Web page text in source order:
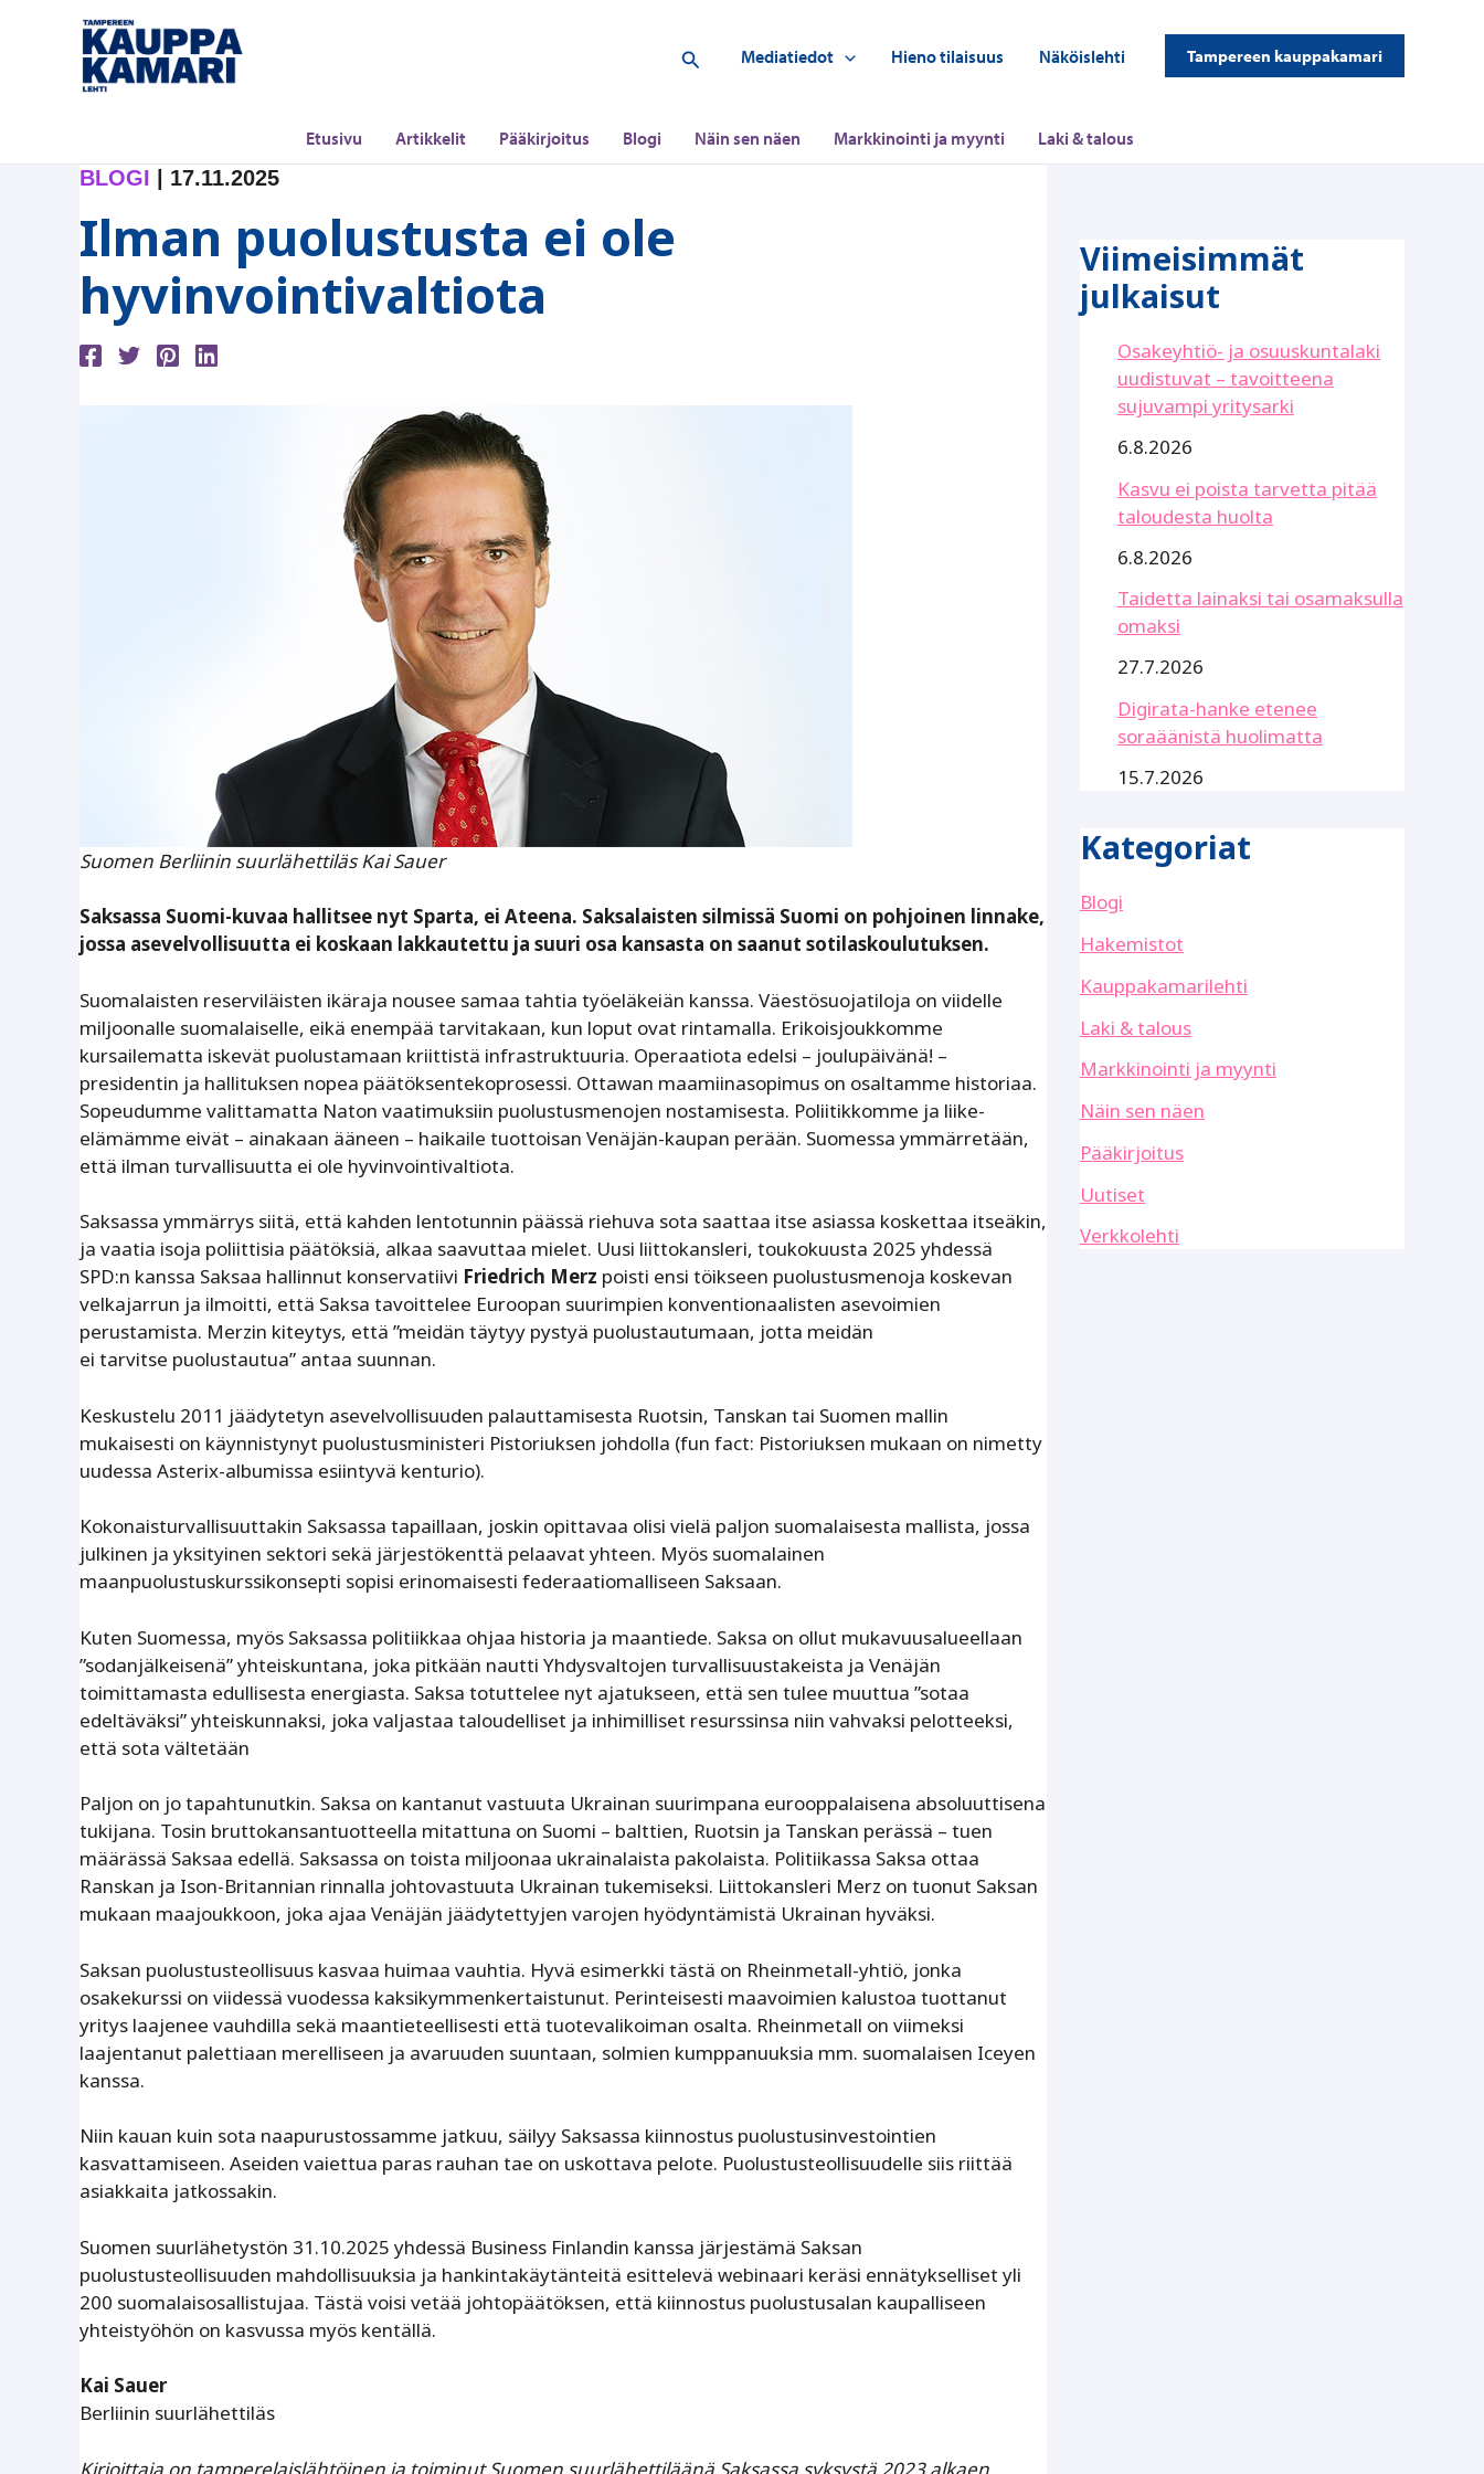
Hae Mediatiedot Hieno tilaisuus Näköislehti Tampereen kauppakamari
Etusivu Artikkelit Pääkirjoitus Blogi Näin sen näen Markkinointi ja myynti Laki & talous
BLOGI | 17.11.2025
Ilman puolustusta ei ole
hyvinvointivaltiota
Suomen Berliinin suurlähettiläs Kai Sauer
Saksassa Suomi-kuvaa hallitsee nyt Sparta, ei Ateena. Saksalaisten silmissä Suomi on pohjoinen linnake,
jossa asevelvollisuutta ei koskaan lakkautettu ja suuri osa kansasta on saanut sotilaskoulutuksen.
Suomalaisten reserviläisten ikäraja nousee samaa tahtia työeläkeiän kanssa. Väestösuojatiloja on viidelle
miljoonalle suomalaiselle, eikä enempää tarvitakaan, kun loput ovat rintamalla. Erikoisjoukkomme
kursailematta iskevät puolustamaan kriittistä infrastruktuuria. Operaatiota edelsi – joulupäivänä! –
presidentin ja hallituksen nopea päätöksentekoprosessi. Ottawan maamiinasopimus on osaltamme historiaa.
Sopeudumme valittamatta Naton vaatimuksiin puolustusmenojen nostamisesta. ­Poliitikkomme ja liike-
elämämme eivät – ainakaan ääneen – haikaile tuottoisan Venäjän-kaupan perään. Suomessa­ ­ymmärretään,
että ilman turvallisuutta ei ole hyvinvointivaltiota.
Saksassa ymmärrys siitä, että kahden lentotunnin päässä riehuva sota saattaa itse asiassa koskettaa itseäkin,
ja vaatia isoja poliittisia päätöksiä, alkaa saavuttaa mielet. Uusi ­liittokansleri, toukokuusta 2025 yhdessä
SPD:n kanssa Saksaa hallinnut konservatiivi Friedrich Merz poisti ensi töikseen puolustusmenoja koskevan
velkajarrun ja ilmoitti, että Saksa tavoittelee Euroopan suurimpien konventionaalisten asevoimien
perustamista. Merzin kiteytys, että ”meidän täytyy pystyä puolustautumaan, jotta meidän
ei tarvitse puolustautua” antaa suunnan.
Keskustelu 2011 jäädytetyn asevelvollisuuden palauttamisesta Ruotsin, Tanskan tai Suomen mallin
mukaisesti on käynnistynyt puolustusministeri Pistoriuksen johdolla (fun fact: Pistoriuksen mukaan on nimetty
uudessa Asterix-albumissa esiintyvä kenturio).
Kokonaisturvallisuuttakin Saksassa tapaillaan, joskin opittavaa olisi vielä paljon suomalaisesta mallista, jossa
julkinen ja yksityinen sektori sekä järjestökenttä pelaavat yhteen. Myös suomalainen
maanpuolustuskurssikonsepti sopisi erinomaisesti federaatiomalliseen Saksaan.
Kuten Suomessa, myös Saksassa politiikkaa ohjaa historia ja maantiede. Saksa on ollut mukavuusalueellaan
”sodanjälkeisenä” yhteiskuntana, joka pitkään nautti Yhdysvaltojen turvallisuustakeista ja Venäjän
toimittamasta edullisesta energiasta. Saksa totuttelee nyt ajatukseen, että sen tulee muuttua ”sotaa
edeltäväksi” yhteiskunnaksi, joka valjastaa taloudelliset ja inhimilliset resurssinsa niin vahvaksi pelotteeksi,
että sota vältetään
Paljon on jo tapahtunutkin. Saksa on kantanut vastuuta Ukrainan suurimpana eurooppalaisena absoluuttisena
­tukijana. Tosin bruttokansantuotteella mitattuna on Suomi – balttien, Ruotsin ja Tanskan perässä – tuen
määrässä Saksaa edellä. Saksassa on toista miljoonaa ukrainalaista pakolaista. Politiikassa Saksa ottaa
Ranskan ja Ison-Britannian rinnalla johtovastuuta Ukrainan tukemiseksi. Liittokansleri Merz on tuonut Saksan
mukaan maajoukkoon, joka ajaa Venäjän jäädytettyjen varojen hyödyntämistä Ukrainan ­hyväksi.
Saksan puolustusteollisuus kasvaa huimaa vauhtia. Hyvä esimerkki tästä on Rheinmetall-yhtiö, jonka
osakekurssi on viidessä vuodessa kaksikymmenkertaistunut. Perinteisesti maavoimien kalustoa tuottanut
yritys laajenee vauhdilla ­sekä maantieteellisesti että tuotevalikoiman osalta. Rheinmetall on viimeksi
laajentanut palettiaan merelliseen ja avaruuden suuntaan, solmien kumppanuuksia mm. suomalaisen Iceyen
kanssa.
Niin kauan kuin sota naapurustossamme jatkuu, säilyy Saksassa kiinnostus puolustusinvestointien
kasvattamiseen. Aseiden vaiettua paras rauhan tae on uskottava pelote. Puolustusteollisuudelle siis riittää
asiakkaita jatkossakin.
Suomen suurlähetystön 31.10.2025 yhdessä Business ­Finlandin kanssa järjestämä Saksan
puolustusteollisuuden mahdollisuuksia ja hankintakäytänteitä esittelevä webinaari keräsi ennätykselliset yli
200 suomalaisosallistujaa. Tästä voisi vetää johtopäätöksen, että kiinnostus puolustusalan kaupalliseen
yhteistyöhön on kasvussa myös kentällä.
Kai Sauer
Berliinin suurlähettiläs
Kirjoittaja on tamperelaislähtöinen ja toiminut Suomen suurlähettiläänä Saksassa syksystä 2023 alkaen.
Viimeisimmät
julkaisut
Osakeyhtiö- ja osuuskuntalaki
uudistuvat – tavoitteena
sujuvampi yritysarki
6.8.2026
Kasvu ei poista tarvetta pitää
taloudesta huolta
6.8.2026
Taidetta lainaksi tai osamaksulla
omaksi
27.7.2026
Digirata-hanke etenee
soraäänistä huolimatta
15.7.2026
Kategoriat
Blogi
Hakemistot
Kauppakamarilehti
Laki & talous
Markkinointi ja myynti
Näin sen näen
Pääkirjoitus
Uutiset
Verkkolehti